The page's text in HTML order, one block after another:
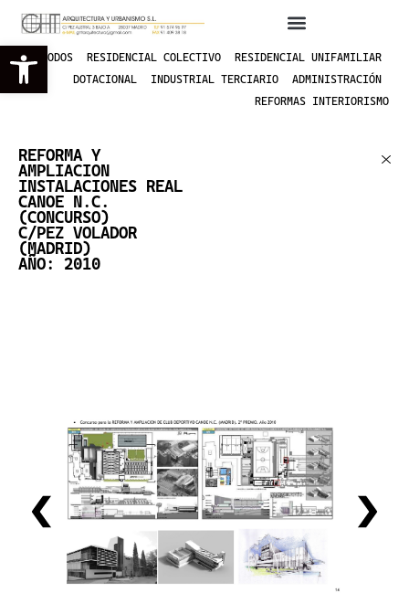
Abrir barra de herramientas
TODOS RESIDENCIAL COLECTIVO
RESIDENCIAL UNIFAMILIAR
DOTACIONAL
INDUSTRIAL TERCIARIO
ADMINISTRACIÓN
REFORMAS INTERIORISMO
REFORMA Y
AMPLIACION
INSTALACIONES REAL
CANOE N.C.
(CONCURSO)
C/PEZ VOLADOR
(MADRID)
AÑO: 2010